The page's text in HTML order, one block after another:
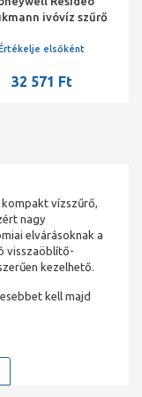
ivóvíz szűrő
szűrő, 1",
Értékelje elsőként
32 571 Ft
vízszűrő,
nagy
elvárásoknak a
visszaöblítő-
kezelhető.
kell majd
µm-nél nagyobb